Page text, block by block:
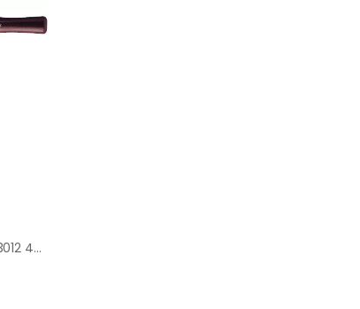
Młotek Halder Simplex EH3012 40 mm (elastomer + guma)